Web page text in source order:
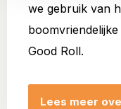
we gebruik van
Good Roll.
Lees meer